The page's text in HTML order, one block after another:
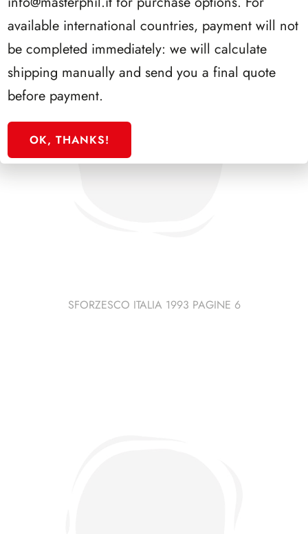
SFORZESCO ITALIA 1993 PAGINE 6
available international countries, payment will not
be completed immediately: we will calculate
shipping manually and send you a final quote
before payment.
OK, THANKS!